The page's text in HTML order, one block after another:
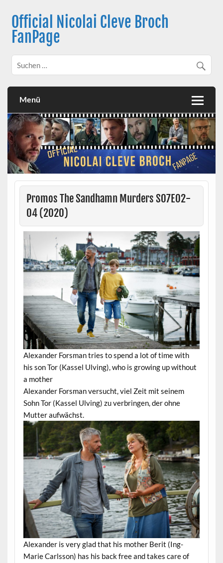
contentOfficial Nicolai Cleve Broch
FanPage
Menü
Promos The Sandhamn Murders S07E02-
04 (2020)
Alexander Forsman tries to spend a lot of time with
his son Tor (Kassel Ulving), who is growing up without
a mother
Alexander Forsman versucht, viel Zeit mit seinem
Sohn Tor (Kassel Ulving) zu verbringen, der ohne
Mutter aufwächst.
Alexander is very glad that his mother Berit (Ing-
Marie Carlsson) has his back free and takes care of